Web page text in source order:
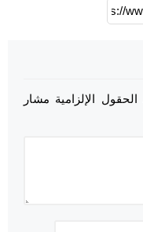
الحقول الإلزامية مشار